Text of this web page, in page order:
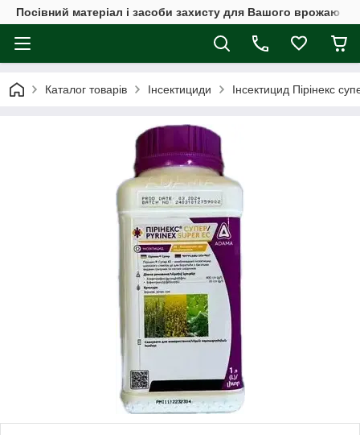
Посівний матеріал і засоби захисту для Вашого врожаю
Каталог товарів Інсектициди Інсектицид Пірінекс